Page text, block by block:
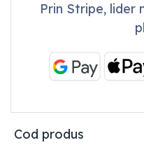
Prin Stripe, lider
Cod produs